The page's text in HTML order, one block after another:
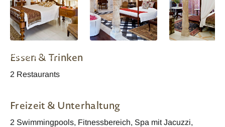
Palace Deluxe
Essen & Trinken
2 Restaurants
Freizeit & Unterhaltung
2 Swimmingpools, Fitnessbereich, Spa mit Jacuzzi,